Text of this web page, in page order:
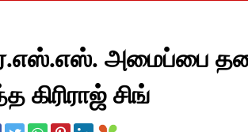
அமைப்பை
கிரிராஜ் சிங்